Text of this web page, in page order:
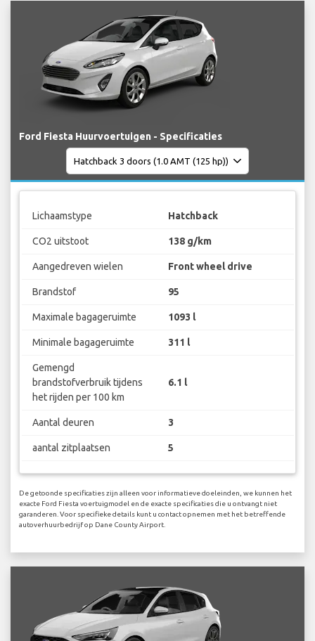
Ford Fiesta Huurvoertuigen - Specificaties
Lichaamstype Hatchback
CO2 uitstoot 138 g/km
Aangedreven wielen Front wheel drive
Brandstof 95
Maximale bagageruimte 1093 l
Minimale bagageruimte 311 l
Gemengd
brandstofverbruik tijdens
het rijden per 100 km
6.1 l
Aantal deuren 3
aantal zitplaatsen 5
De getoonde specificaties zijn alleen voor informatieve doeleinden, we kunnen het
exacte Ford Fiesta voertuigmodel en de exacte specificaties die u ontvangt niet
garanderen. Voor specifieke details kunt u contact opnemen met het betreffende
autoverhuurbedrijf op Dane County Airport.